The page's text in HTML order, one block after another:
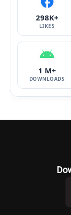
298K+
LIKES
1 M+
DOWNLOADS